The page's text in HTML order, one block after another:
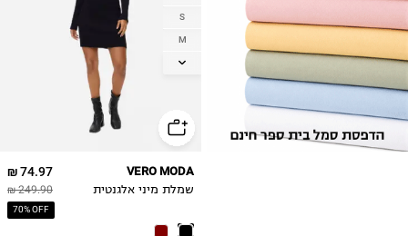
S
M
L
74.97 ₪
249.90 ₪
70% OFF
VERO MODA
שמלת מיני אלגנטית